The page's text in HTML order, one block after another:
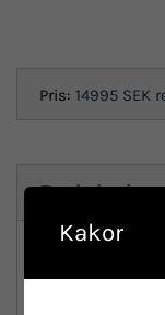
Pris: 14995 SEK
Beskrivning
Kakor